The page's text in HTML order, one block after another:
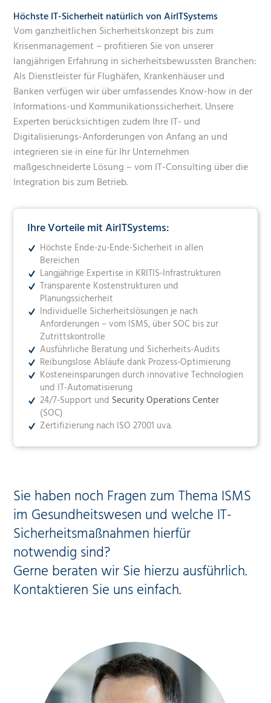
Verantwortlichkeiten. Aus diesem Grund wird die
Informationssicherheit auch zur „Chefsache“, da es das ganze
Unternehmen betrifft und nicht nur die IT-Abteilung.
Ein ISMS schützt zwar Informationen, erfüllt jedoch nicht
unbedingt alle Datenschutzanforderungen. Idealerweise wird
ein Datenschutz-Managementsystem mit einem ISMS
verbunden und somit technisch und organisatorisch erweitert
. Weitere Datenschutz-Managementsystem-Funktionalitäten
wie sie z. B. in AirIT-ONE vorhanden sind, werden ebenfalls
empfohlen. Außerdem ist es ratsam, eine enge
Zusammenarbeit zwischen Informationssicherheits- und
Datenschutzbeauftragten zu fördern.
Was ist eigentlich ein IT-Sicherheits-Framework?
Mit der zunehmenden Digitalisierung, Auslagerung von
Services, gesteigerte Anforderungen durch Gesetze,
Vorschriften (Compliance), Kundenanforderungen und
Bedrohungslagen, steigen die Anforderungen an die IT- und
Informationssicherheit. Es gilt einen sicheren IT-Betrieb zu
gewährleisten, Prozesse zu analysieren, Risiken zu managen,
und Angriffsflächen zu minimieren, um den Geschäftserfolg zu
sichern.
Um notwendige Maßnahmen und Richtlinien zu definieren, zu
steuern und zu kontrollieren, eignet sich ein Information
Security Management Systems (ISMS). Solch ein Rahmenwerk
aus Sicherheitspolitik, Sicherheitslinien und
Ressourcen verbunden. Das ganz klingt nach Aufwand, der
jedoch nicht "uferlos" sein muss.
Wir finden das passende Framework - auch für Sie!
Die Zahl der Regelwerke/Frameworks, an denen sich
Unternehmen heute orientieren können, ist groß. Es gibt
beispielsweise ISIS12, den umfangreichen IT-
Grundschutzkatalog des Bundesamts für Sicherheit in der
Informationstechnik (BSI) oder die international anerkannte
ISO 27001. Hier gilt es genau abzuwägen, wann, welches
Framework wirklich Sinn macht. Hier gilt es nach geforderten
Spezifikationen und Ansprüchen das passende Framework zu
wählen. Es gibt Frameworks, die für spezielle Industrien oder
zur Erreichung von bestimmten Zielen der regulatorischen
Wir kennen Ihre Branchenstandards und berücksichtigen Ihre
Sprechen Sie uns an! Wir beantworten Ihre Fragen gerne.
Beipiele von Frameworks, in denen die AirIT
berät und die unseren erfahrenen Spezialisten
für Sie umsetzen und implementieren:
BSI IT-Grundschutz
TISAX
Umsetzung von Auflagen der Europäischen
Datenschutz-Grundverordnung (DSGVO)
Höchste IT-Sicherheit natürlich von AirITSystems
Vom ganzheitlichen Sicherheitskonzept bis zum
Krisenmanagement – profitieren Sie von unserer
langjährigen Erfahrung in sicherheitsbewussten Branchen:
Als Dienstleister für Flughäfen, Krankenhäuser und
Banken verfügen wir über umfassendes Know-how in der
Informations-und Kommunikationssicherheit. Unsere
Experten berücksichtigen zudem Ihre IT- und
Digitalisierungs-Anforderungen von Anfang an und
integrieren sie in eine für Ihr Unternehmen
maßgeschneiderte Lösung – vom IT-Consulting über die
Integration bis zum Betrieb.
Ihre Vorteile mit AirITSystems:
Höchste Ende-zu-Ende-Sicherheit in allen
Bereichen
Langjährige Expertise in KRITIS-Infrastrukturen
Transparente Kostenstrukturen und
Planungssicherheit
Individuelle Sicherheitslösungen je nach
Anforderungen – vom ISMS, über SOC bis zur
Zutrittskontrolle
Ausführliche Beratung und Sicherheits-Audits
Reibungslose Abläufe dank Prozess-Optimierung
Kosteneinsparungen durch innovative Technologien
und IT-Automatisierung
24/7-Support und Security Operations Center
(SOC)
Zertifizierung nach ISO 27001 uva.
Sie haben noch Fragen zum Thema ISMS
im Gesundheitswesen und welche IT-
Sicherheitsmaßnahmen hierfür
notwendig sind?
Gerne beraten wir Sie hierzu ausführlich.
Kontaktieren Sie uns einfach.